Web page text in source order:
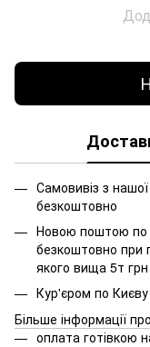
Самовивіз з
безкоштовно
Новою поштою по
безкоштовно при
якого вища 5т грн
Кур'єром по
Більше інформації
оплата готівкою